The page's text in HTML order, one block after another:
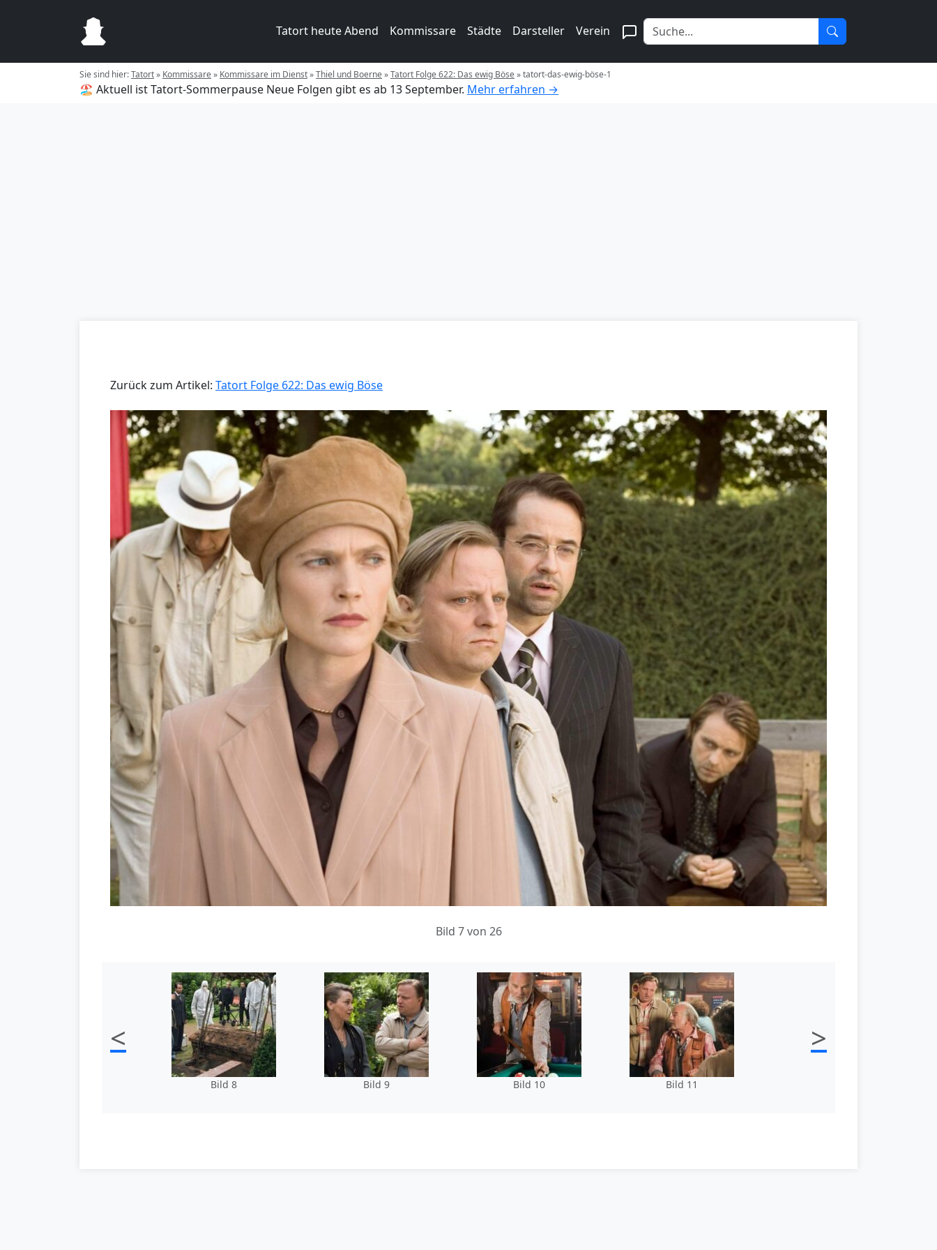
Tatort heute Abend Kommissare Städte Darsteller Verein
Sie sind hier:Tatort» Kommissare» Kommissare im Dienst»Thiel und Boerne»Tatort Folge 622: Das ewig Böse»tatort-das-ewig-böse-1
🏖️ Aktuell ist Tatort-Sommerpause Neue Folgen gibt es ab 13 September. Mehr erfahren →
Zurück zum Artikel: Tatort Folge 622: Das ewig Böse
Bild 7 von 26
<
Bild 8 Bild 9 Bild 10 Bild 11
>